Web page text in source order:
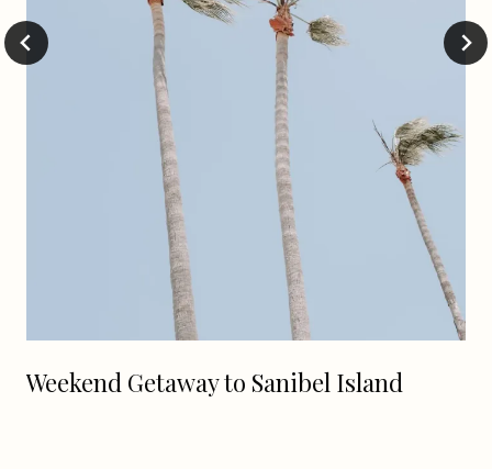
Weekend Getaway to Sanibel Island